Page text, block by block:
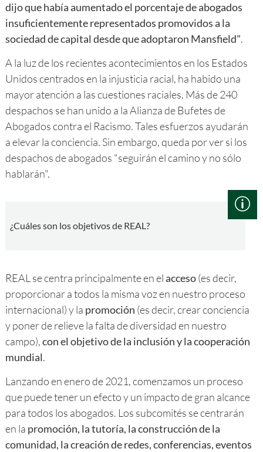
dijo que había aumentado el porcentaje de abogados
insuficientemente representados promovidos a la
sociedad de capital desde que adoptaron Mansfield".
A la luz de los recientes acontecimientos en los Estados
Unidos centrados en la injusticia racial, ha habido una
mayor atención a las cuestiones raciales. Más de 240
despachos se han unido a la Alianza de Bufetes de
Abogados contra el Racismo. Tales esfuerzos ayudarán
a elevar la conciencia. Sin embargo, queda por ver si los
despachos de abogados "seguirán el camino y no sólo
hablarán".
¿Cuáles son los objetivos de REAL?
REAL se centra principalmente en elacceso(es decir,
proporcionar a todos la misma voz en nuestro proceso
internacional) y la promoción (es decir, crear conciencia
y poner de relieve la falta de diversidad en nuestro
campo),con el objetivo de la inclusión y la cooperación
mundial.
Lanzando en enero de 2021, comenzamos un proceso
que puede tener un efecto y un impacto de gran alcance
para todos los abogados. Los subcomités se centrarán
en la promoción, la tutoría, la construcción de la
comunidad, la creación de redes, conferencias, eventos